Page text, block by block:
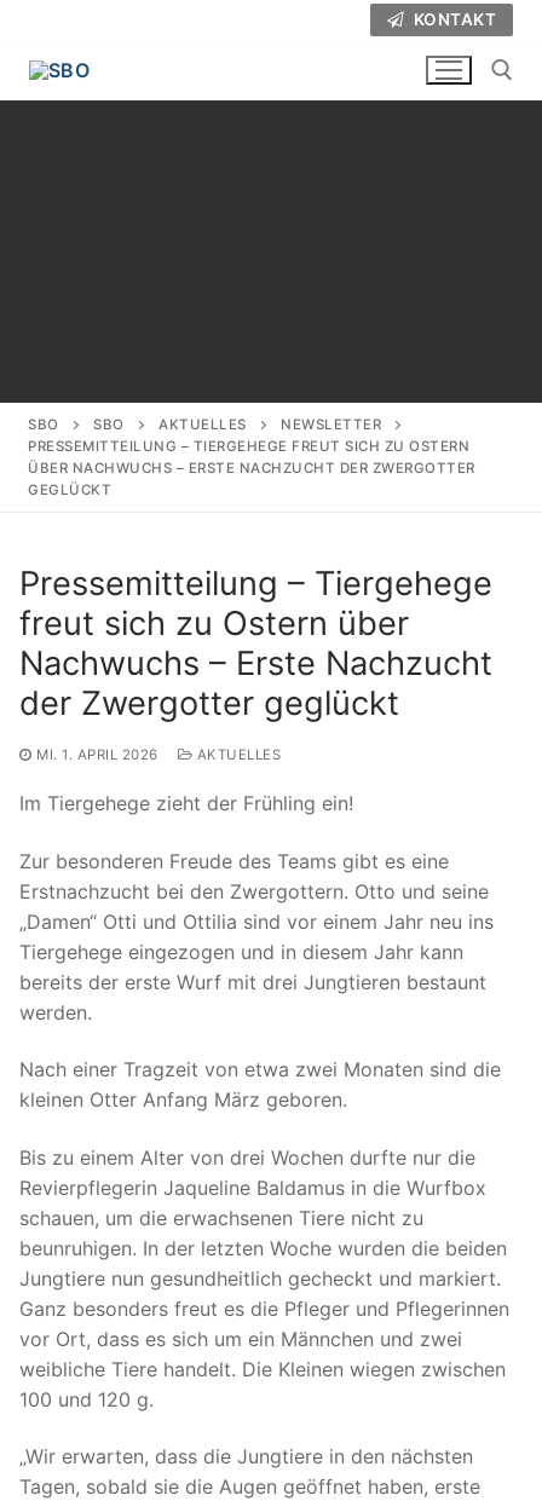
springen
KONTAKT
SBO SBO AKTUELLES
NEWSLETTER
PRESSEMITTEILUNG – TIERGEHEGE FREUT SICH ZU OSTERN
ÜBER NACHWUCHS – ERSTE NACHZUCHT DER ZWERGOTTER
GEGLÜCKT
Pressemitteilung – Tiergehege
freut sich zu Ostern über
Nachwuchs – Erste Nachzucht
der Zwergotter geglückt
MI. 1. APRIL 2026 AKTUELLES
Im Tiergehege zieht der Frühling ein!
Zur besonderen Freude des Teams gibt es eine
Erstnachzucht bei den Zwergottern. Otto und seine
„Damen“ Otti und Ottilia sind vor einem Jahr neu ins
Tiergehege eingezogen und in diesem Jahr kann
bereits der erste Wurf mit drei Jungtieren bestaunt
werden.
Nach einer Tragzeit von etwa zwei Monaten sind die
kleinen Otter Anfang März geboren.
Bis zu einem Alter von drei Wochen durfte nur die
Revierpflegerin Jaqueline Baldamus in die Wurfbox
schauen, um die erwachsenen Tiere nicht zu
beunruhigen. In der letzten Woche wurden die beiden
Jungtiere nun gesundheitlich gecheckt und markiert.
Ganz besonders freut es die Pfleger und Pflegerinnen
vor Ort, dass es sich um ein Männchen und zwei
weibliche Tiere handelt. Die Kleinen wiegen zwischen
100 und 120 g.
„Wir erwarten, dass die Jungtiere in den nächsten
Tagen, sobald sie die Augen geöffnet haben, erste